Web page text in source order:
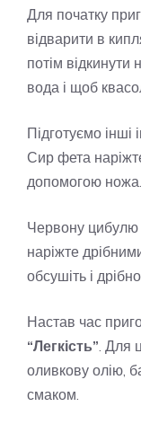
Для початку
відварити в
потім
вода і щоб
Підготуємо інші
Сир фета
допомогою ножа.
Червону цибулю
наріжте
обсушіть і
Настав час
“Легкість” . Для
оливкову олію,
смаком.